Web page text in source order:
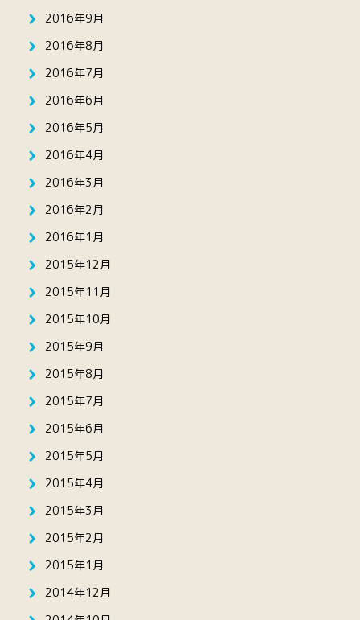
2016年9月
2016年8月
2016年7月
2016年6月
2016年5月
2016年4月
2016年3月
2016年2月
2016年1月
2015年12月
2015年11月
2015年10月
2015年9月
2015年8月
2015年7月
2015年6月
2015年5月
2015年4月
2015年3月
2015年2月
2015年1月
2014年12月